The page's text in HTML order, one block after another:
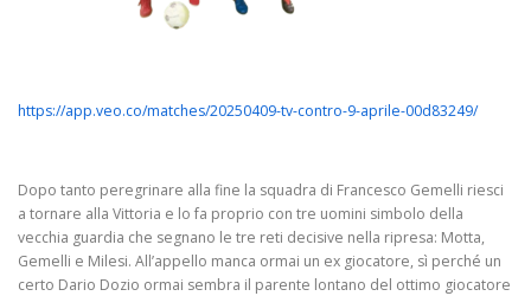
https://app.veo.co/matches/20250409-tv-contro-9-aprile-00d83249/
Dopo tanto peregrinare alla fine la squadra di Francesco Gemelli riesci
a tornare alla Vittoria e lo fa proprio con tre uomini simbolo della
vecchia guardia che segnano le tre reti decisive nella ripresa: Motta,
Gemelli e Milesi. All’appello manca ormai un ex giocatore, sì perché un
certo Dario Dozio ormai sembra il parente lontano del ottimo giocatore